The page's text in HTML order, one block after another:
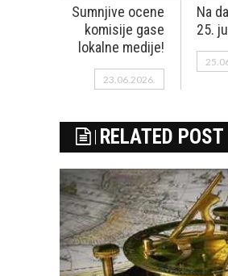
Sumnjive ocene
komisije gase
lokalne medije!
23.06.2026.
Na
25.
RELATED POST